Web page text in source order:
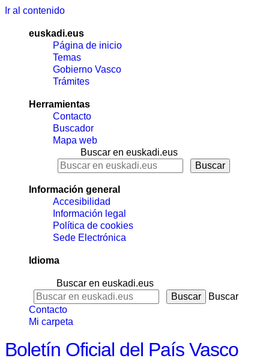
Ir al contenido
euskadi.eus
Página de inicio
Temas
Gobierno Vasco
Trámites
Herramientas
Contacto
Buscador
Mapa web
Buscar en euskadi.eus
Información general
Accesibilidad
Información legal
Política de cookies
Sede Electrónica
Idioma
Buscar en euskadi.eus
Buscar
Contacto
Mi carpeta
Boletín Oficial del País Vasco